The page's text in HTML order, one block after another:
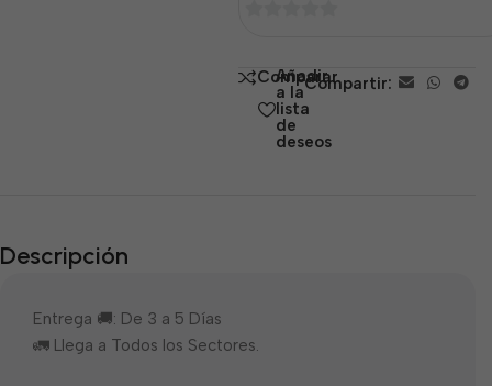
5 Comparar
Añadir
a la
lista
de
deseos
Compartir:
Descripción
Entrega 🚚: De 3 a 5 Días
🚛 Llega a Todos los Sectores.